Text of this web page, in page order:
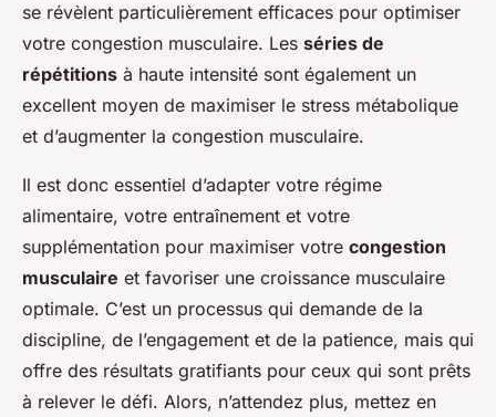
se révèlent particulièrement efficaces pour optimiser
votre congestion musculaire. Les séries de
répétitions à haute intensité sont également un
excellent moyen de maximiser le stress métabolique
et d’augmenter la congestion musculaire.
Il est donc essentiel d’adapter votre régime
alimentaire, votre entraînement et votre
supplémentation pour maximiser votre congestion
musculaire et favoriser une croissance musculaire
optimale. C’est un processus qui demande de la
discipline, de l’engagement et de la patience, mais qui
offre des résultats gratifiants pour ceux qui sont prêts
à relever le défi. Alors, n’attendez plus, mettez en